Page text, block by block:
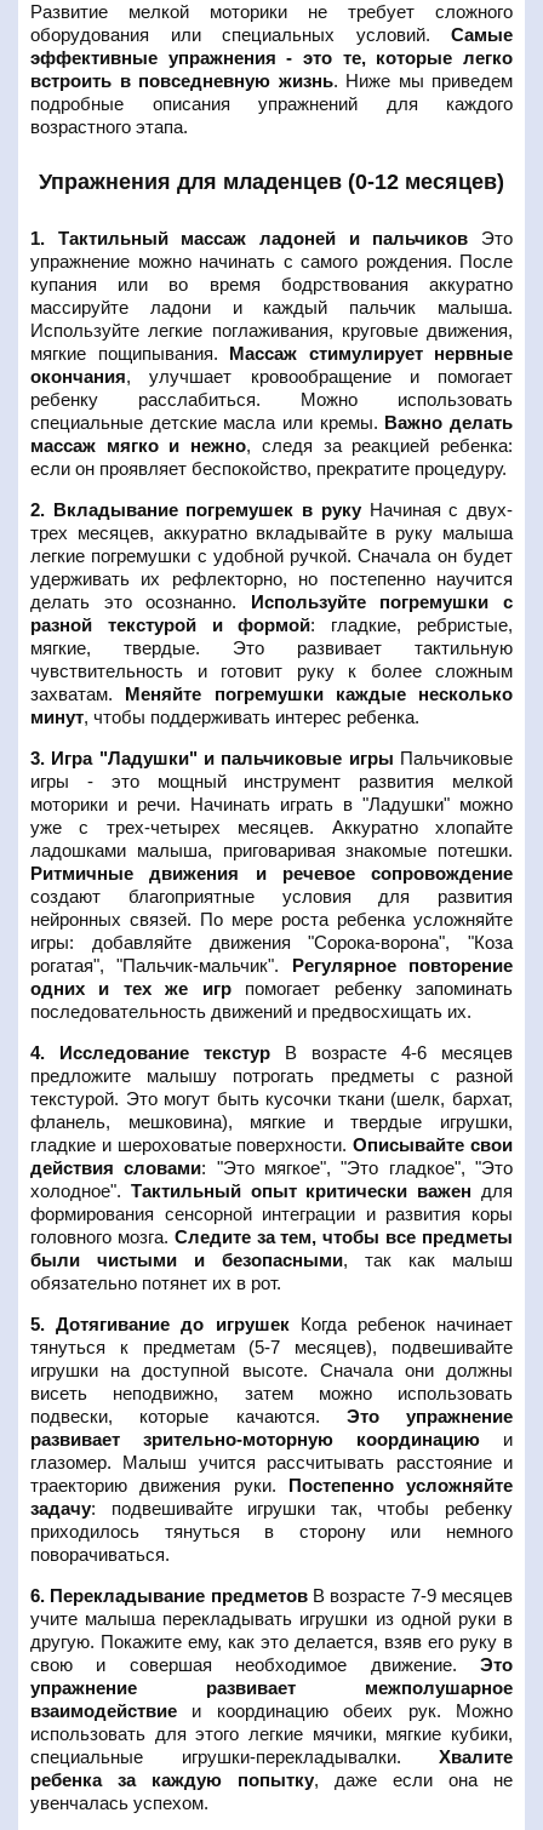
Развитие мелкой моторики не требует сложного
оборудования или специальных условий. Самые
эффективные упражнения - это те, которые легко
встроить в повседневную жизнь. Ниже мы приведем
подробные описания упражнений для каждого
возрастного этапа.
Упражнения для младенцев (0-12 месяцев)
1. Тактильный массаж ладоней и пальчиков Это
упражнение можно начинать с самого рождения. После
купания или во время бодрствования аккуратно
массируйте ладони и каждый пальчик малыша.
Используйте легкие поглаживания, круговые движения,
мягкие пощипывания. Массаж стимулирует нервные
окончания, улучшает кровообращение и помогает
ребенку расслабиться. Можно использовать
специальные детские масла или кремы. Важно делать
массаж мягко и нежно, следя за реакцией ребенка:
если он проявляет беспокойство, прекратите процедуру.
2. Вкладывание погремушек в рукуНачиная с двух-
трех месяцев, аккуратно вкладывайте в руку малыша
легкие погремушки с удобной ручкой. Сначала он будет
удерживать их рефлекторно, но постепенно научится
делать это осознанно. Используйте погремушки с
разной текстурой и формой: гладкие, ребристые,
мягкие, твердые. Это развивает тактильную
чувствительность и готовит руку к более сложным
захватам. Меняйте погремушки каждые несколько
минут, чтобы поддерживать интерес ребенка.
3. Игра "Ладушки" и пальчиковые игры Пальчиковые
игры - это мощный инструмент развития мелкой
моторики и речи. Начинать играть в "Ладушки" можно
уже с трех-четырех месяцев. Аккуратно хлопайте
ладошками малыша, приговаривая знакомые потешки.
Ритмичные движения и речевое сопровождение
создают благоприятные условия для развития
нейронных связей. По мере роста ребенка усложняйте
игры: добавляйте движения "Сорока-ворона", "Коза
рогатая", "Пальчик-мальчик". Регулярное повторение
одних и тех же игрпомогает ребенку запоминать
последовательность движений и предвосхищать их.
4. Исследование текстур В возрасте 4-6 месяцев
предложите малышу потрогать предметы с разной
текстурой. Это могут быть кусочки ткани (шелк, бархат,
фланель, мешковина), мягкие и твердые игрушки,
гладкие и шероховатые поверхности.Описывайте свои
действия словами: "Это мягкое", "Это гладкое", "Это
холодное". Тактильный опыт критически важен для
формирования сенсорной интеграции и развития коры
головного мозга. Следите за тем, чтобы все предметы
были чистыми и безопасными, так как малыш
обязательно потянет их в рот.
5. Дотягивание до игрушекКогда ребенок начинает
тянуться к предметам (5-7 месяцев), подвешивайте
игрушки на доступной высоте. Сначала они должны
висеть неподвижно, затем можно использовать
подвески, которые качаются. Это упражнение
развивает зрительно-моторную координацию и
глазомер. Малыш учится рассчитывать расстояние и
траекторию движения руки. Постепенно усложняйте
задачу: подвешивайте игрушки так, чтобы ребенку
приходилось тянуться в сторону или немного
поворачиваться.
6. Перекладывание предметовВ возрасте 7-9 месяцев
учите малыша перекладывать игрушки из одной руки в
другую. Покажите ему, как это делается, взяв его руку в
свою и совершая необходимое движение. Это
упражнение развивает межполушарное
взаимодействие и координацию обеих рук. Можно
использовать для этого легкие мячики, мягкие кубики,
специальные игрушки-перекладывалки. Хвалите
ребенка за каждую попытку, даже если она не
увенчалась успехом.